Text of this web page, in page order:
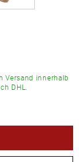
Versand innerhalb
DHL.